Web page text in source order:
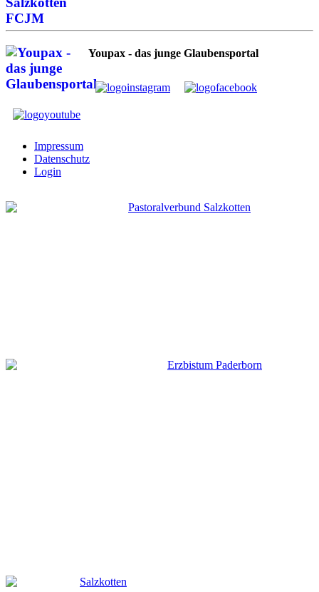
Youpax - das junge Glaubensportal
Impressum
Datenschutz
Login